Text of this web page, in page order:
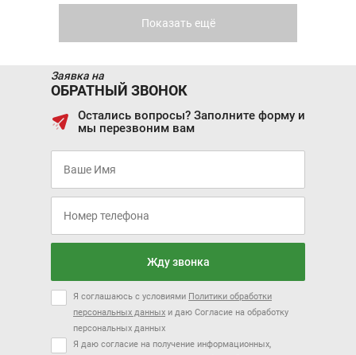
LIFAN X50
409 720 ₽
В кредит от:
5 590 ₽/мес.
MAZDA CX-9
3 664 820 ₽
50 002 ₽/мес.
MAZDA CX-5
Цена от:
Показать ещё
Заявка на
ОБРАТНЫЙ ЗВОНОК
Остались вопросы? Заполните форму и
мы перезвоним вам
Жду звонка
Я соглашаюсь с условиями Политики обработки
персональных данных и даю Согласие на обработку
персональных данных
Я даю согласие на получение информационных,